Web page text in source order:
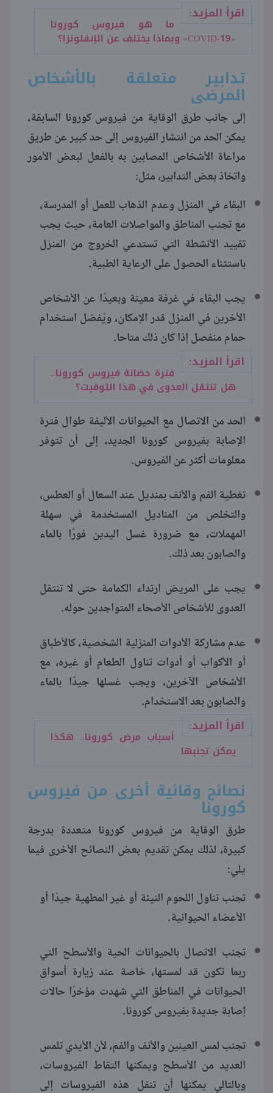
اقرأ المزيد:
ما هو فيروس كورونا
«COVID-19» وبماذا يختلف عن الإنفلونزا؟
تدابير متعلقة بالأشخاص
المرضى
إلى جانب طرق الوقاية من فيروس كورونا السابقة،
يمكن الحد من انتشار الفيروس إلى حد كبير عن طريق
مراعاة الأشخاص المصابين به بالفعل لبعض الأمور
واتخاذ بعض التدابير، مثل:
البقاء في المنزل وعدم الذهاب للعمل أو المدرسة،
مع تجنب المناطق والمواصلات العامة، حيث يجب
تقييد الأنشطة التي تستدعي الخروج من المنزل
باستثناء الحصول على الرعاية الطبية.
يجب البقاء في غرفة معينة وبعيدًا عن الأشخاص
الأخرين في المنزل قدر الإمكان، ويُفضل استخدام
حمام منفصل إذا كان ذلك متاحا.
اقرأ المزيد:
فترة حضانة فيروس كورونا..
هل تنتقل العدوى في هذا التوقيت؟
الحد من الاتصال مع الحيوانات الأليفة طوال فترة
الإصابة بفيروس كورونا الجديد، إلى أن تتوفر
معلومات أكثر عن الفيروس.
تغطية الفم والأنف بمنديل عند السعال أو العطس،
والتخلص من المناديل المستخدمة في سهلة
المهملات، مع ضرورة غسل اليدين فورًا بالماء
والصابون بعد ذلك.
يجب على المريض ارتداء الكمامة حتى لا تنتقل
العدوى للأشخاص الأصحاء المتواجدين حوله.
عدم مشاركة الأدوات المنزلية الشخصية، كالأطباق
أو الأكواب أو أدوات تناول الطعام أو غيره، مع
الأشخاص الآخرين، ويجب غسلها جيدًا بالماء
والصابون بعد الاستخدام.
اقرأ المزيد:
أسباب مرض كورونا.. هكذا
يمكن تجنبها
نصائح وقائية أخرى من فيروس
كورونا
طرق الوقاية من فيروس كورونا متعددة بدرجة
كبيرة، لذلك يمكن تقديم بعض النصائح الأخرى فيما
يلي:
تجنب تناول اللحوم النيئة أو غير المطهية جيدًا أو
الأعضاء الحيوانية.
تجنب الاتصال بالحيوانات الحية والأسطح التي
ربما تكون قد لمستها، خاصة عند زيارة أسواق
الحيوانات في المناطق التي شهدت مؤخرًا حالات
إصابة جديدة بفيروس كورونا.
تجنب لمس العينين والأنف والفم، لأن الأيدي تلمس
العديد من الأسطح ويمكنها التقاط الفيروسات،
وبالتالي يمكنها أن تنقل هذه الفيروسات إلى